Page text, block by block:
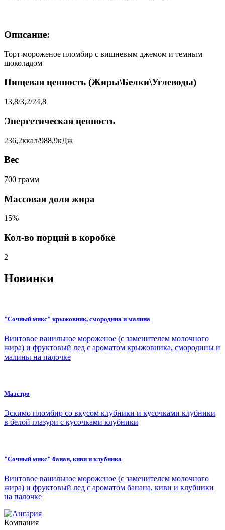
Описание:
Торт-мороженое пломбир с вишневым джемом и темным
шоколадом
Пищевая ценность (Жиры\Белки\Углеводы)
13,8/3,2/24,8
Энергетическая ценность
236,2ккал/988,9кДж
Вес
700 грамм
Массовая доля жира
15%
Кол-во порций в коробке
2
Новинки
"Сочный микс" крыжовник, смородина и малина
Винтовое ванильное мороженое (с заменителем молочного
жира) и фруктовый лед с ароматом крыжовника, смородины и
малины на палочке
Маэстро
Эскимо пломбир со вкусом клубники и кусочками клубники
в белой глазури с кусочками клубники
"Сочный микс" банан, киви и клубника
Винтовое ванильное мороженое (с заменителем молочного
жира) и фруктовый лед с ароматом банана, киви и клубники
на палочке
Компания